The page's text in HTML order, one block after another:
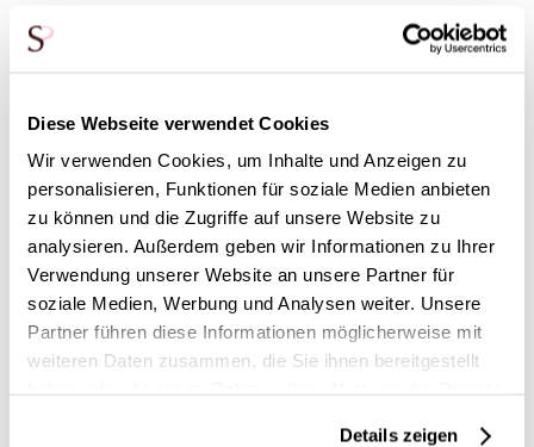
Diese Webseite verwendet Cookies
Wir verwenden Cookies, um Inhalte und Anzeigen zu
personalisieren, Funktionen für soziale Medien anbieten
zu können und die Zugriffe auf unsere Website zu
analysieren. Außerdem geben wir Informationen zu Ihrer
Verwendung unserer Website an unsere Partner für
soziale Medien, Werbung und Analysen weiter. Unsere
Partner führen diese Informationen möglicherweise mit
weiteren Daten zusammen, die Sie ihnen bereitgestellt
Details zeigen
Unsere erfahrenen Floristen haben diesen Strauß
entworfen, wir fügen eine Vase hinzu und schon ist dein
Dort findest du eine große Auswahl an Pralinen,
Champagner, Wein, Kuscheltiere und mehr!
Die gelieferte Vase kann leicht von der abgebildeten Vase
abweichen, ist jedoch im gleichen Stil und Format.
Diese Produkte könnten dich auch
interessieren